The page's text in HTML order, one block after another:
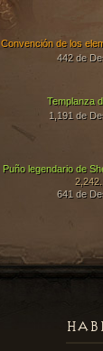
Templanza
1,191 de
Puño legendario de
641 de
Convención de los
442 de